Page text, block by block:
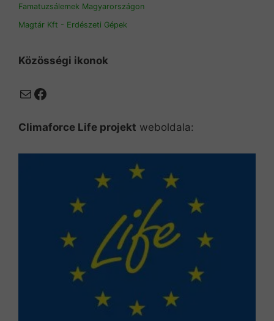
Famatuzsálemek Magyarországon
Magtár Kft - Erdészeti Gépek
Közösségi ikonok
MailFacebook
Climaforce Life projekt weboldala: